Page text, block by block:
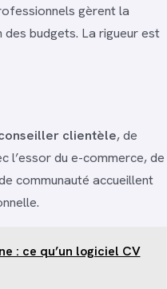
gèrent la
budgets. La rigueur est
clientèle, de
l’essor du e-commerce, de
communauté accueillent
: ce qu’un logiciel CV